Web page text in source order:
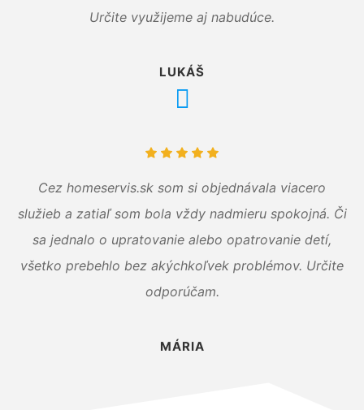
Určite využijeme aj nabudúce.
LUKÁŠ
Cez homeservis.sk som si objednávala viacero
služieb a zatiaľ som bola vždy nadmieru spokojná. Či
sa jednalo o upratovanie alebo opatrovanie detí,
všetko prebehlo bez akýchkoľvek problémov. Určite
odporúčam.
MÁRIA